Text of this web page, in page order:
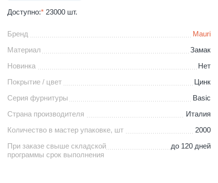
Доступно:* 23000 шт.
Бренд
Mauri
Материал
Замак
Новинка
Нет
Покрытие / цвет
Цинк
Серия фурнитуры
Basic
Страна производителя
Италия
Количество в мастер упаковке, шт
2000
При заказе свыше складской
программы срок выполнения
до 120 дней